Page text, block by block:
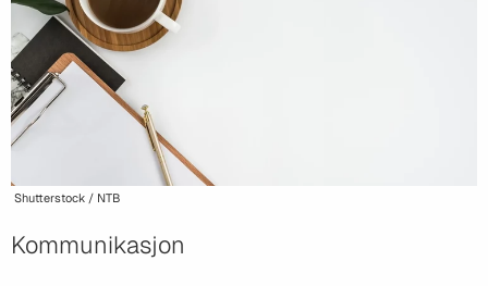
Shutterstock / NTB
Kommunikasjon